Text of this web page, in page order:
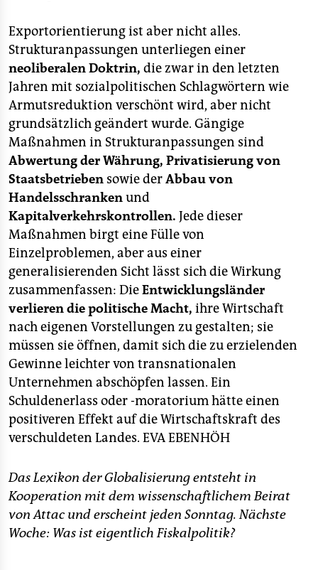
Exportorientierung ist aber nicht alles.
Strukturanpassungen unterliegen einer
neoliberalen Doktrin, die zwar in den letzten
Jahren mit sozialpolitischen Schlagwörtern wie
Armutsreduktion verschönt wird, aber nicht
grundsätzlich geändert wurde. Gängige
Maßnahmen in Strukturanpassungen sind
Abwertung der Währung, Privatisierung von
Staatsbetrieben sowie derAbbau von
Handelsschrankenund
Kapitalverkehrskontrollen. Jede dieser
Maßnahmen birgt eine Fülle von
Einzelproblemen, aber aus einer
generalisierenden Sicht lässt sich die Wirkung
zusammenfassen: DieEntwicklungsländer
verlieren die politische Macht, ihre Wirtschaft
nach eigenen Vorstellungen zu gestalten; sie
müssen sie öffnen, damit sich die zu erzielenden
Gewinne leichter von transnationalen
Unternehmen abschöpfen lassen. Ein
Schuldenerlass oder -moratorium hätte einen
positiveren Effekt auf die Wirtschaftskraft des
verschuldeten Landes. EVA EBENHÖH
Das Lexikon der Globalisierung entsteht in
Kooperation mit dem wissenschaftlichem Beirat
von Attac und erscheint jeden Sonntag. Nächste
Woche: Was ist eigentlich Fiskalpolitik?